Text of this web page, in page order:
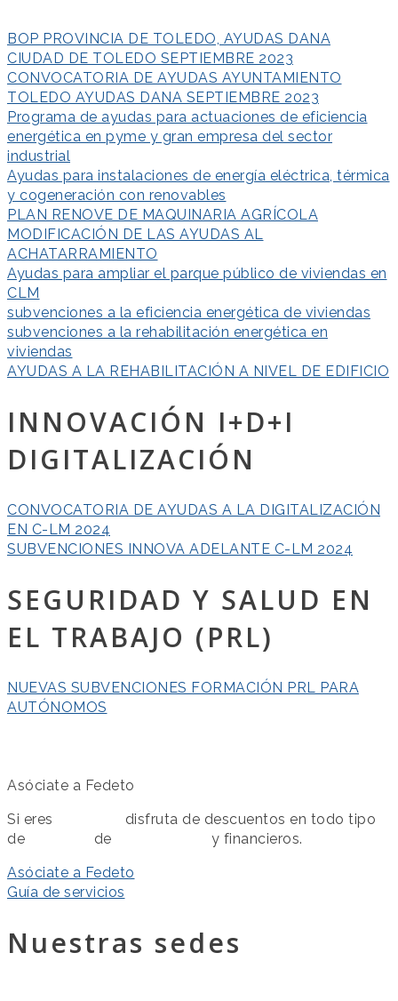
BOP PROVINCIA DE TOLEDO, AYUDAS DANA
CIUDAD DE TOLEDO SEPTIEMBRE 2023
CONVOCATORIA DE AYUDAS AYUNTAMIENTO
TOLEDO AYUDAS DANA SEPTIEMBRE 2023
Programa de ayudas para actuaciones de eficiencia
energética en pyme y gran empresa del sector
industrial
Ayudas para instalaciones de energía eléctrica, térmica
y cogeneración con renovables
PLAN RENOVE DE MAQUINARIA AGRÍCOLA
MODIFICACIÓN DE LAS AYUDAS AL
ACHATARRAMIENTO
Ayudas para ampliar el parque público de viviendas en
CLM
subvenciones a la eficiencia energética de viviendas
subvenciones a la rehabilitación energética en
viviendas
AYUDAS A LA REHABILITACIÓN A NIVEL DE EDIFICIO
INNOVACIÓN I+D+I
DIGITALIZACIÓN
CONVOCATORIA DE AYUDAS A LA DIGITALIZACIÓN
EN C-LM 2024
SUBVENCIONES INNOVA ADELANTE C-LM 2024
SEGURIDAD Y SALUD EN
EL TRABAJO (PRL)
NUEVAS SUBVENCIONES FORMACIÓN PRL PARA
AUTÓNOMOS
Asóciate a Fedeto
Si eres
disfruta de descuentos en todo tipo
de
de
y financieros.
Asóciate a Fedeto
Guía de servicios
Nuestras sedes